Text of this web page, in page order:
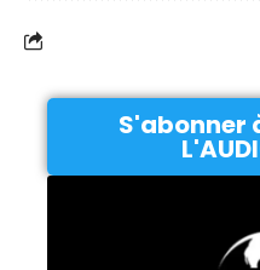
S'abonner à